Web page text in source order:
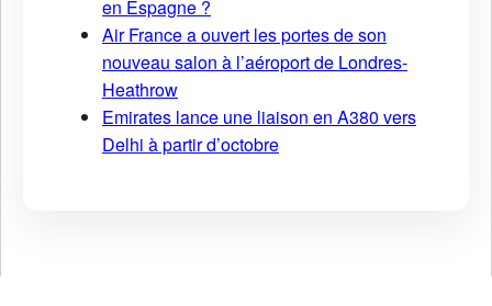
en Espagne ?
Air France a ouvert les portes de son
nouveau salon à l’aéroport de Londres-
Heathrow
Emirates lance une liaison en A380 vers
Delhi à partir d’octobre